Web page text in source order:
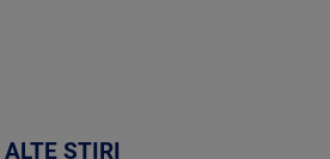
ALTE ȘTIRI